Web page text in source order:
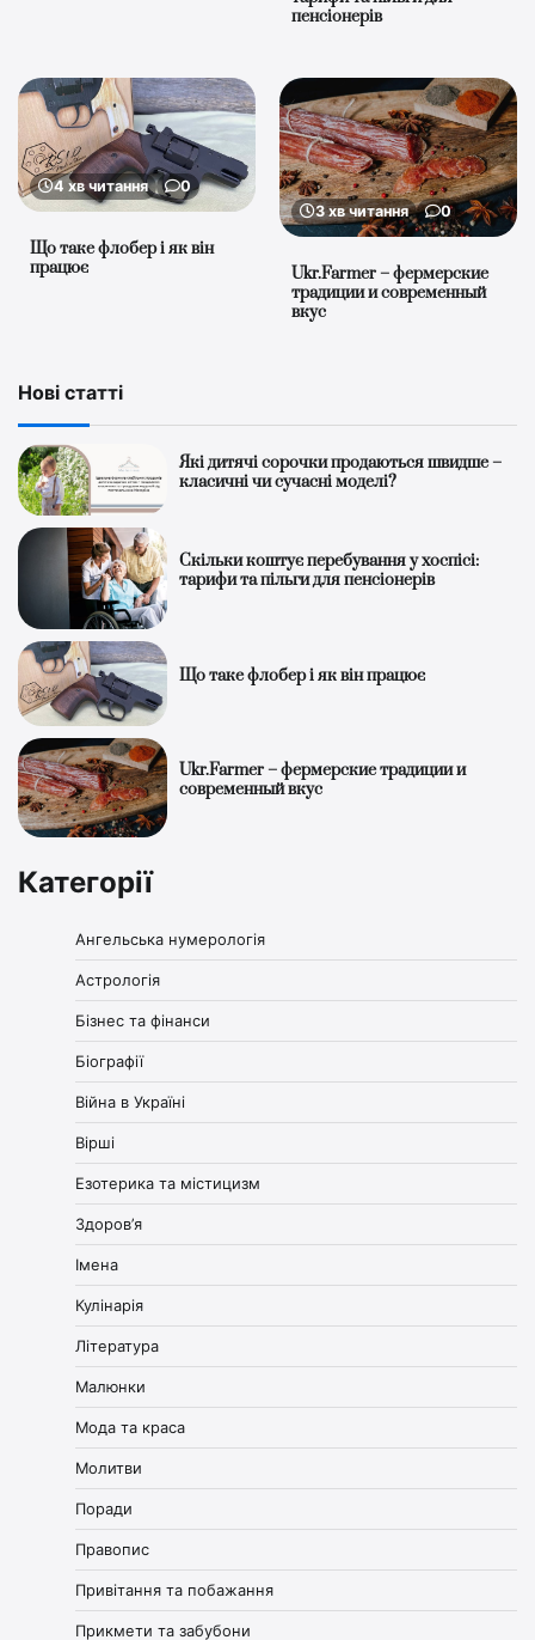
пенсіонерів
4 хв читання 0
Що таке флобер і як він
працює
3 хв читання 0
Ukr.Farmer – фермерские
традиции и современный
вкус
Нові статті
Які дитячі сорочки продаються швидше –
класичні чи сучасні моделі?
Скільки коштує перебування у хоспісі:
тарифи та пільги для пенсіонерів
Що таке флобер і як він працює
Ukr.Farmer – фермерские традиции и
современный вкус
Категорії
Ангельська нумерологія
Астрологія
Бізнес та фінанси
Біографії
Війна в Україні
Вірші
Езотерика та містицизм
Здоров’я
Імена
Кулінарія
Література
Малюнки
Мода та краса
Молитви
Поради
Правопис
Привітання та побажання
Прикмети та забубони